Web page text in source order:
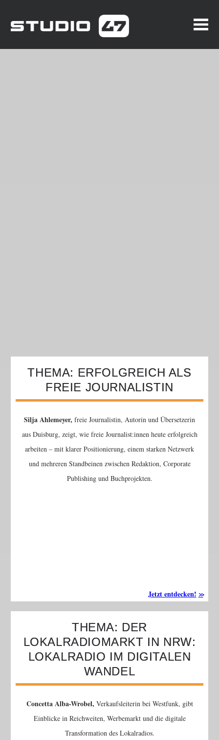
THEMA: ERFOLGREICH ALS
FREIE JOURNALISTIN
Silja Ahlemeyer, freie Journalistin, Autorin und Übersetzerin
aus Duisburg, zeigt, wie freie Journalist:innen heute erfolgreich
arbeiten – mit klarer Positionierung, einem starken Netzwerk
und mehreren Standbeinen zwischen Redaktion, Corporate
Publishing und Buchprojekten.
Jetzt entdecken!
THEMA: DER
LOKALRADIOMARKT IN NRW:
LOKALRADIO IM DIGITALEN
WANDEL
Concetta Alba-Wrobel, Verkaufsleiterin bei Westfunk, gibt
Einblicke in Reichweiten, Werbemarkt und die digitale
Transformation des Lokalradios.